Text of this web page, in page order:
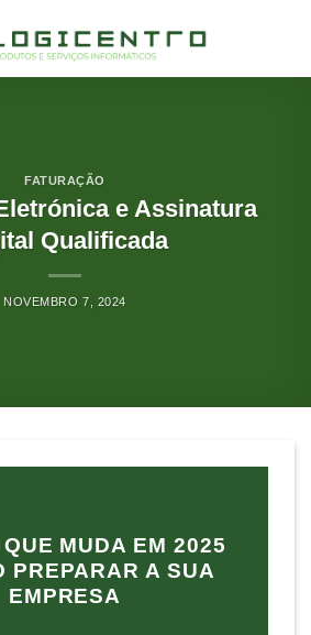
FATURAÇÃO
e Assinatura
Qualificada
NOVEMBRO 7, 2024
MUDA EM 2025
PREPARAR A SUA
EMPRESA